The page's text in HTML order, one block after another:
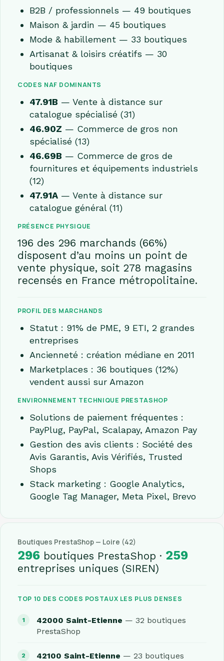
B2B / professionnels — 49 boutiques
Maison & jardin — 45 boutiques
Mode & habillement — 33 boutiques
Artisanat & loisirs créatifs — 30
boutiques
CODES NAF DOMINANTS
47.91B — Vente à distance sur
catalogue spécialisé (31)
46.90Z — Commerce de gros non
spécialisé (13)
46.69B — Commerce de gros de
fournitures et équipements industriels
(12)
47.91A — Vente à distance sur
catalogue général (11)
PRÉSENCE PHYSIQUE
196 des 296 marchands (66%)
disposent d’au moins un point de
vente physique, soit 278 magasins
recensés en France métropolitaine.
PROFIL DES MARCHANDS
Statut : 91% de PME, 9 ETI, 2 grandes
entreprises
Ancienneté : création médiane en 2011
Marketplaces : 36 boutiques (12%)
vendent aussi sur Amazon
ENVIRONNEMENT TECHNIQUE PRESTASHOP
Solutions de paiement fréquentes :
PayPlug, PayPal, Scalapay, Amazon Pay
Gestion des avis clients : Société des
Avis Garantis, Avis Vérifiés, Trusted
Shops
Stack marketing : Google Analytics,
Google Tag Manager, Meta Pixel, Brevo
Boutiques PrestaShop — Loire (42)
296 boutiques PrestaShop · 259
entreprises uniques (SIREN)
TOP 10 DES CODES POSTAUX LES PLUS DENSES
42000 Saint-Etienne — 32 boutiques
PrestaShop
42100 Saint-Etienne — 23 boutiques